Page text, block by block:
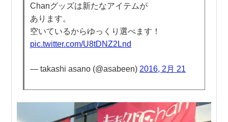
Chanグッズは新たなアイテムが
あります。
空いているからゆっくり選べます！
pic.twitter.com/U8tDNZ2Lnd
— takashi asano (@asabeen) 2016, 2月 21